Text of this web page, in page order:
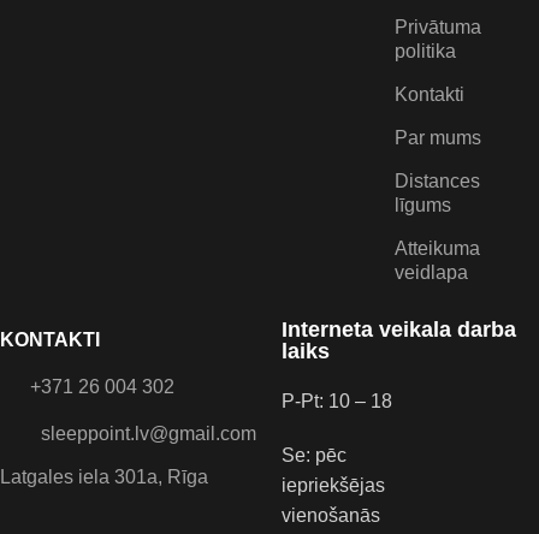
KONTAKTI
+371 26 004 302
sleeppoint.lv@gmail.com
Latgales iela 301a, Rīga
Privātuma
politika
Kontakti
Par mums
Distances
līgums
Atteikuma
veidlapa
Interneta veikala darba
laiks
P-Pt: 10 – 18
Se: pēc
iepriekšējas
vienošanās